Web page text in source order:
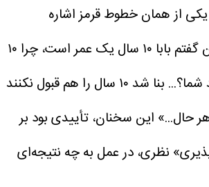
از همان خطوط قرمز اشاره
مستقیم کردند: «من گفتم بابا ۱۰ سال یک عمر است،‌ چرا ۱۰
سال را قبول میکنید شما؟... بنا شد ۱۰ سال را هم قبول نکنند
حال...» این سخنان، تأییدی بود بر
نظری، در عمل به چه نتیجه‌ای